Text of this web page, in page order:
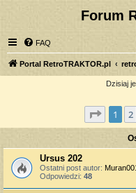
Forum
FAQ
Portal RetroTRAKTOR.pl
Dzisiaj
Strona
1 2
Ursus 202
Ostatni post autor:
Odpowiedzi: 48